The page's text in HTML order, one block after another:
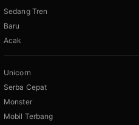
Sedang Tren
Baru
Acak
Unicorn
Serba Cepat
Monster
Mobil Terbang